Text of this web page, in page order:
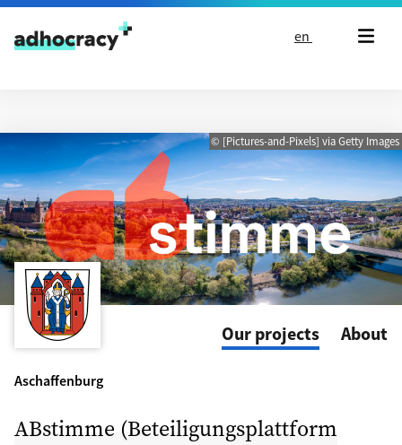
Skip to content
en
© [Pictures-and-Pixels] via Getty Images
Our projects About
Aschaffenburg
ABstimme (Beteiligungsplattform